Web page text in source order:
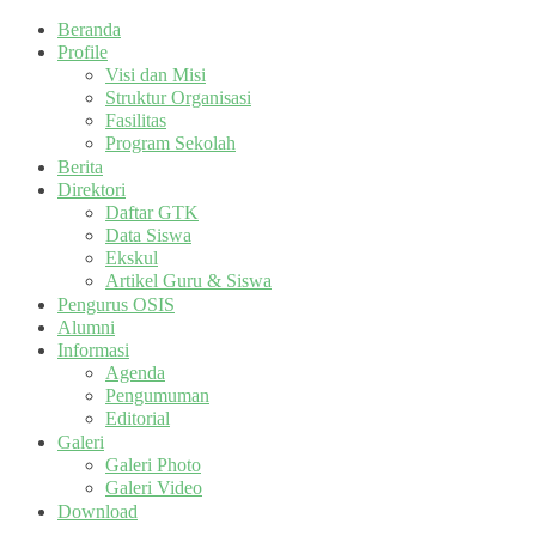
Beranda
Profile
Visi dan Misi
Struktur Organisasi
Fasilitas
Program Sekolah
Berita
Direktori
Daftar GTK
Data Siswa
Ekskul
Artikel Guru & Siswa
Pengurus OSIS
Alumni
Informasi
Agenda
Pengumuman
Editorial
Galeri
Galeri Photo
Galeri Video
Download